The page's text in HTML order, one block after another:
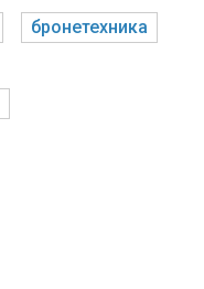
бронетехника